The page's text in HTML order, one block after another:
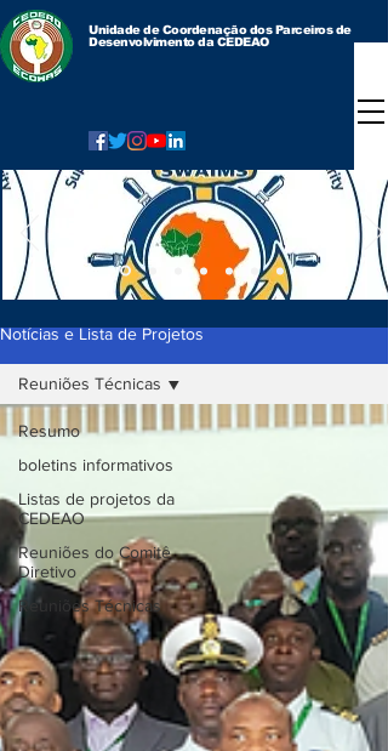
Unidade de Coordenação dos Parceiros de
Desenvolvimento da CEDEAO
Notícias e Lista de Projetos
Resumo
boletins informativos
Listas de projetos da
CEDEAO
Reuniões do Comitê
Diretivo
Reuniões Técnicas
Reuniões Técnicas